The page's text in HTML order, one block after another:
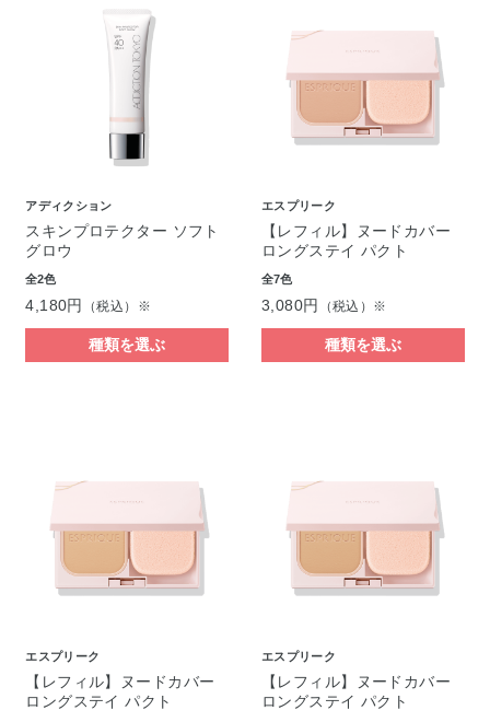
アディクション
スキンプロテクター ソフト
グロウ
全2色
4,180円 （税込）※
種類を選ぶ
エスプリーク
【レフィル】ヌードカバー
ロングステイ パクト
全7色
3,080円 （税込）※
種類を選ぶ
エスプリーク
【レフィル】ヌードカバー
ロングステイ パクト
エスプリーク
【レフィル】ヌードカバー
ロングステイ パクト